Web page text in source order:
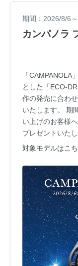
期間：2026/8/6
カンパノラ
「CAMPANOLA
とした「ECO-
作の発売に合わ
いたします。 期
い上げのお客様
プレゼントいたし
対象モデルはこ